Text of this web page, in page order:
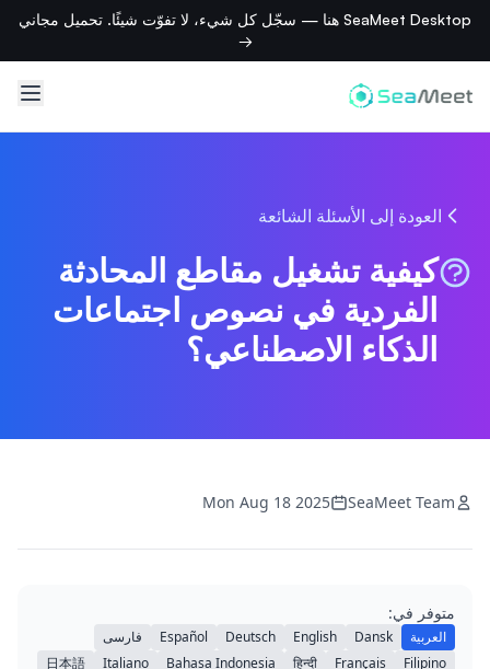
SeaMeet Desktop هنا — سجّل كل شيء، لا تفوّت شيئًا. تحميل مجاني
→
العودة إلى الأسئلة الشائعة
كيفية تشغيل مقاطع المحادثة
الفردية في نصوص اجتماعات
الذكاء الاصطناعي؟
SeaMeet Team
Mon Aug 18 2025
متوفر في:
العربية Dansk
English
Deutsch
Español
فارسی
Filipino
Français
हिन्दी
Bahasa Indonesia
Italiano
日本語